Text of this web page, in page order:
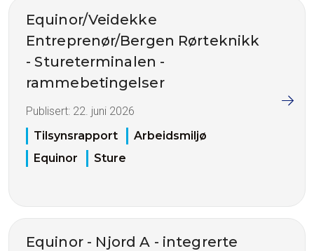
Equinor/Veidekke
Entreprenør/Bergen Rørteknikk
- Stureterminalen -
rammebetingelser
Publisert: 22. juni 2026
Tilsynsrapport
Arbeidsmiljø
Equinor
Sture
Equinor - Njord A - integrerte